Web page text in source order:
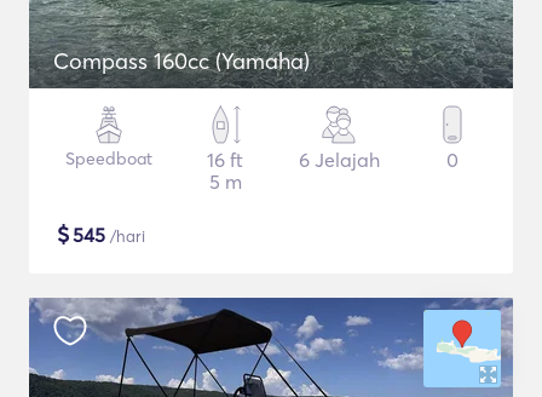
Compass 160cc (Yamaha)
Speedboat
16 ft
5 m
6 Jelajah 0
$545 /hari